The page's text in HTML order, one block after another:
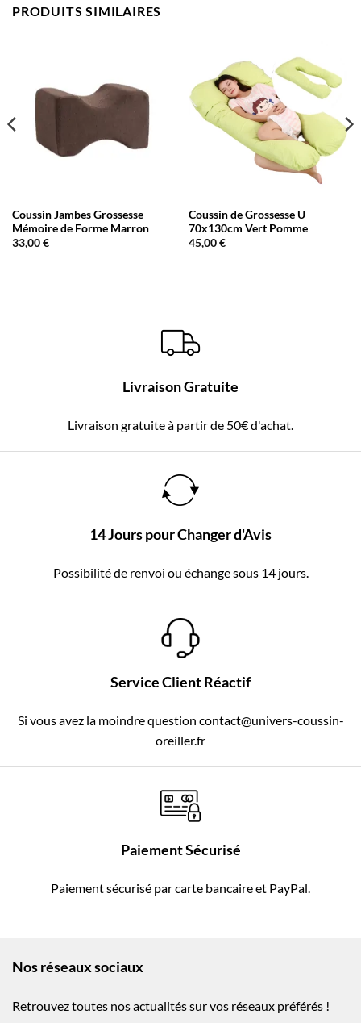
PRODUITS SIMILAIRES
Coussin Jambes Grossesse
Mémoire de Forme Marron
33,00€
Coussin de Grossesse U
70x130cm Vert Pomme
45,00€
Livraison Gratuite
Livraison gratuite à partir de 50€ d'achat.
14 Jours pour Changer d'Avis
Possibilité de renvoi ou échange sous 14 jours.
Service Client Réactif
Si vous avez la moindre question contact@univers-coussin-
oreiller.fr
Paiement Sécurisé
Paiement sécurisé par carte bancaire et PayPal.
Nos réseaux sociaux
Retrouvez toutes nos actualités sur vos réseaux préférés !